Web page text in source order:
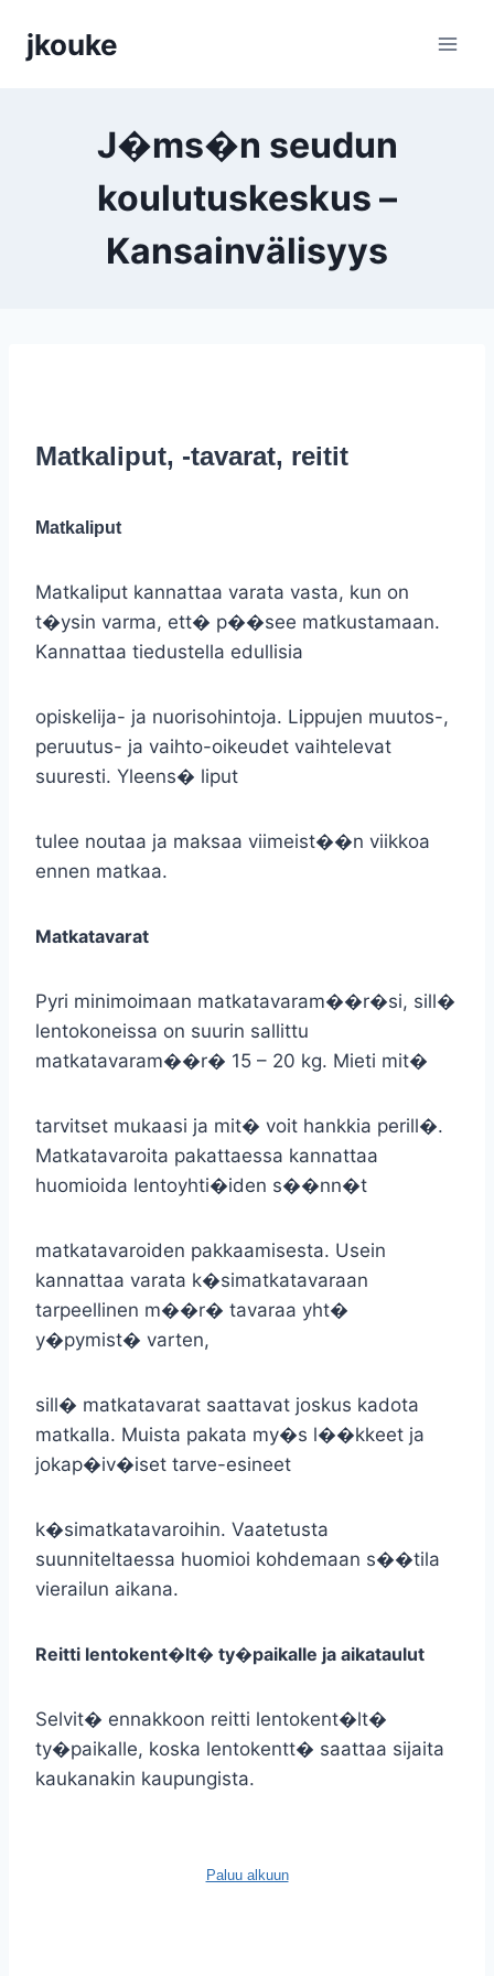
sisältöön
jkouke
J�ms�n seudun
koulutuskeskus –
Kansainvälisyys
Matkaliput, -tavarat, reitit
Matkaliput
Matkaliput kannattaa varata vasta, kun on
t�ysin varma, ett� p��see matkustamaan.
Kannattaa tiedustella edullisia
opiskelija- ja nuorisohintoja. Lippujen muutos-,
peruutus- ja vaihto-oikeudet vaihtelevat
suuresti. Yleens� liput
tulee noutaa ja maksaa viimeist��n viikkoa
ennen matkaa.
Matkatavarat
Pyri minimoimaan matkatavaram��r�si, sill�
lentokoneissa on suurin sallittu
matkatavaram��r� 15 – 20 kg. Mieti mit�
tarvitset mukaasi ja mit� voit hankkia perill�.
Matkatavaroita pakattaessa kannattaa
huomioida lentoyhti�iden s��nn�t
matkatavaroiden pakkaamisesta. Usein
kannattaa varata k�simatkatavaraan
tarpeellinen m��r� tavaraa yht�
y�pymist� varten,
sill� matkatavarat saattavat joskus kadota
matkalla. Muista pakata my�s l��kkeet ja
jokap�iv�iset tarve-esineet
k�simatkatavaroihin. Vaatetusta
suunniteltaessa huomioi kohdemaan s��tila
vierailun aikana.
Reitti lentokent�lt� ty�paikalle ja aikataulut
Selvit� ennakkoon reitti lentokent�lt�
ty�paikalle, koska lentokentt� saattaa sijaita
kaukanakin kaupungista.
Paluu alkuun